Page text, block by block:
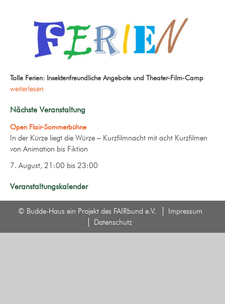
Tolle Ferien: Insektenfreundliche Angebote und Theater-Film-Camp
weiterlesen
Nächste Veranstaltung
Open Flair-Sommerbühne
In der Kürze liegt die Würze – Kurzfilmnacht mit acht Kurzfilmen
von Animation bis Fiktion
7. August, 21:00 bis 23:00
Veranstaltungskalender
© Budde-Haus ein Projekt des FAIRbund e.V.
Impressum
Datenschutz